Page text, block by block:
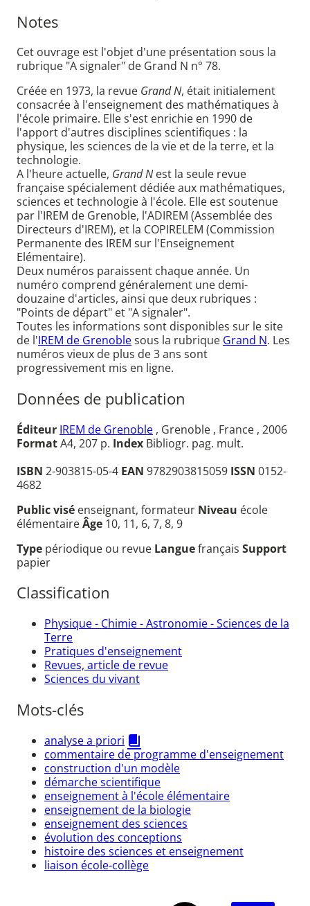
Notes
Cet ouvrage est l'objet d'une présentation sous la
rubrique "A signaler" de Grand N n° 78.
Créée en 1973, la revue Grand N, était initialement
consacrée à l'enseignement des mathématiques à
l'école primaire. Elle s'est enrichie en 1990 de
l'apport d'autres disciplines scientifiques : la
physique, les sciences de la vie et de la terre, et la
technologie.
A l'heure actuelle, Grand Nest la seule revue
française spécialement dédiée aux mathématiques,
sciences et technologie à l'école. Elle est soutenue
par l'IREM de Grenoble, l'ADIREM (Assemblée des
Directeurs d'IREM), et la COPIRELEM (Commission
Permanente des IREM sur l'Enseignement
Elémentaire).
Deux numéros paraissent chaque année. Un
numéro comprend généralement une demi-
douzaine d'articles, ainsi que deux rubriques :
"Points de départ" et "A signaler".
Toutes les informations sont disponibles sur le site
de l'IREM de Grenoblesous la rubrique Grand N. Les
numéros vieux de plus de 3 ans sont
progressivement mis en ligne.
Données de publication
Éditeur IREM de Grenoble , Grenoble , France , 2006
FormatA4, 207 p. Index Bibliogr. pag. mult.
ISBN 2-903815-05-4 EAN 9782903815059 ISSN 0152-
4682
Public visé enseignant, formateur Niveau école
élémentaireÂge 10, 11, 6, 7, 8, 9
Type périodique ou revue Languefrançais Support
papier
Classification
Physique - Chimie - Astronomie - Sciences de la
Terre
Pratiques d'enseignement
Revues, article de revue
Sciences du vivant
Mots-clés
analyse a priori
commentaire de programme d'enseignement
construction d'un modèle
démarche scientifique
enseignement à l'école élémentaire
enseignement de la biologie
enseignement des sciences
évolution des conceptions
histoire des sciences et enseignement
liaison école-collège